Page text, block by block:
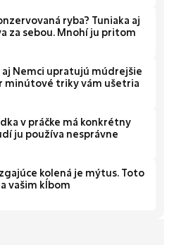
ryba? Tuniaka aj
za sebou. Mnohí ju pritom
aj Nemci upratujú múdrejšie
minútové triky vám ušetria
v práčke má konkrétny
ju používa nesprávne
kolená je mýtus. Toto
vašim kĺbom